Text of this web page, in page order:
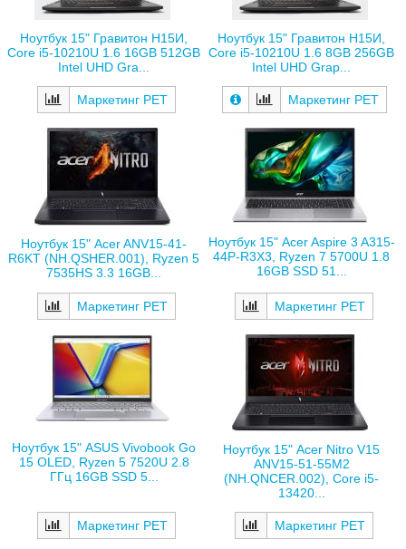
Ноутбук 15" Гравитон Н15И,
Core i5-10210U 1.6 16GB 512GB
Intel UHD Gra...
Маркетинг РЕТ
Ноутбук 15" Гравитон Н15И,
Core i5-10210U 1.6 8GB 256GB
Intel UHD Grap...
Маркетинг РЕТ
Ноутбук 15" Acer ANV15-41-
R6KT (NH.QSHER.001), Ryzen 5
7535HS 3.3 16GB...
Маркетинг РЕТ
Ноутбук 15" Acer Aspire 3 A315-
44P-R3X3, Ryzen 7 5700U 1.8
16GB SSD 51...
Маркетинг РЕТ
Ноутбук 15" ASUS Vivobook Go
15 OLED, Ryzen 5 7520U 2.8
ГГц 16GB SSD 5...
Маркетинг РЕТ
Ноутбук 15" Acer Nitro V15
ANV15-51-55M2
(NH.QNCER.002), Core i5-
13420...
Маркетинг РЕТ